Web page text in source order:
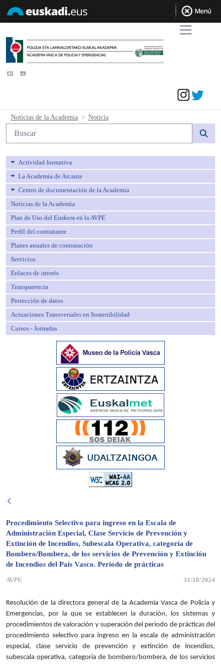
eu
es
Noticia - avpe
Noticias de la Academia Noticia
Búsqueda web
Actividad formativa
La Academia de Arcaute
Centro de documentación de la Academia
Noticias de la Academia
Plan de Uso del Euskera en la AVPE
Perfil del contratante
Planes anuales de contratación
Servicios
Enlaces de interés
Transparencia
Protección de datos
Actuaciones Transversales en Sostenibilidad
Cursos - Jornadas
Procedimiento Selectivo para ingreso en la Escala de
Administración Especial, Clase Servicio de Prevención y
Extinción de Incendios, Subescala Operativa, categoría de
Bombero/Bombera, de los servicios de Prevención y Extinción
de Incendios del País Vasco. Período de prácticas
AVPE 31/10/2024
Resolución de la directora general de la Academia Vasca de Policía y
Emergencias, por la que se establecen la duración, los sistemas y
procedimientos de valoración y superación del periodo de prácticas del
procedimiento selectivo para ingreso en la escala de administración
especial, clase servicio de prevención y extinción de incendios,
subescala operativa, categoría de bombero/bombera, de los servicios